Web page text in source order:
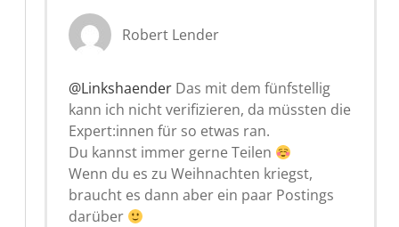
Robert Lender
@Linkshaender Das mit dem fünfstellig
kann ich nicht verifizieren, da müssten die
Expert:innen für so etwas ran.
Du kannst immer gerne Teilen
Wenn du es zu Weihnachten kriegst,
braucht es dann aber ein paar Postings
darüber